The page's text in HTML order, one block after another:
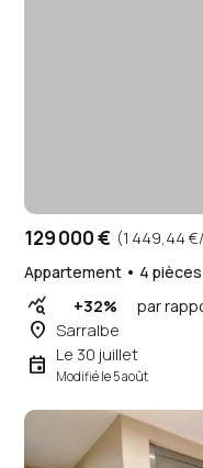
129 000 € (1 449,44
Appartement • 4 pièces
query_stats +32% par
place Sarralbe
event Le 30 juillet
Modifié le 5 août